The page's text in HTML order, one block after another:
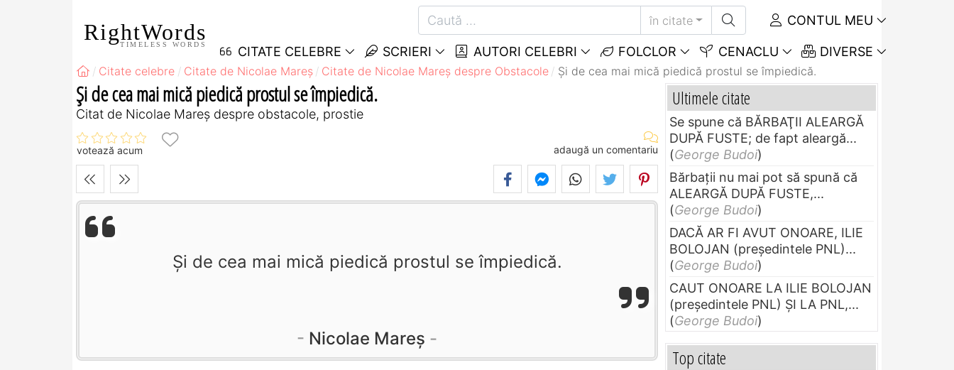
RightWords
TIMELESS WORDS
în citate CONTUL MEU
CITATE CELEBRE SCRIERI AUTORI CELEBRI FOLCLOR CENACLU DIVERSE
Citate celebre Citate de Nicolae Mareș Citate de Nicolae Mareș despre Obstacole Și de cea mai mică piedică prostul se împiedică.
Și de cea mai mică piedică prostul se împiedică.
Citat de Nicolae Mareș despre obstacole, prostie
votează acum adaugă un comentariu
Și de cea mai mică piedică prostul se împiedică.
Nicolae Mareș
Ultimele citate
Se spune că BĂRBAŢII ALEARGĂ
DUPĂ FUSTE; de fapt aleargă...
(George Budoi)
Bărbaţii nu mai pot să spună că
ALEARGĂ DUPĂ FUSTE,...
(George Budoi)
DACĂ AR FI AVUT ONOARE, ILIE
BOLOJAN (preşedintele PNL)...
(George Budoi)
CAUT ONOARE LA ILIE BOLOJAN
(preşedintele PNL) ŞI LA PNL,...
(George Budoi)
Top citate